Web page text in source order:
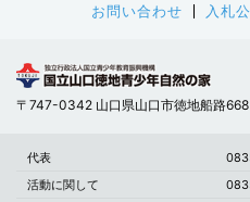
お問い合わせ 入札
〒747-0342 山口県山口市徳地船路668
代表
活動に関して